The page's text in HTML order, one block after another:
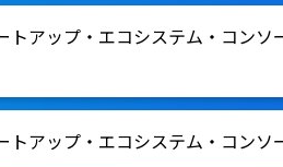
トアップ・エコシステム・コン
トアップ・エコシステム・コン